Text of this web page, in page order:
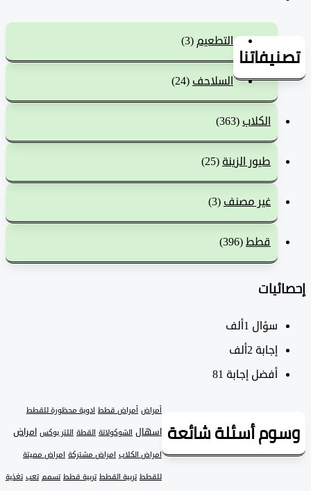
التطعيم(3)
السلاحف(24)
الكلاب(363)
طيور الزينة(25)
غير مصنف(3)
قطط (396)
سؤال1ألف
‫إجابة 2ألف
أفضل إجابة 81
أسئلة شائعة
أمراض قطط ادوية محظورة للقطط
اسهال الشوكولاتة القطة اللتر بوكس امراض
امراض الكلاب امراض مشتركة امراض مميتة
تربية القطط تربية قطط تسمم تعب تغذية